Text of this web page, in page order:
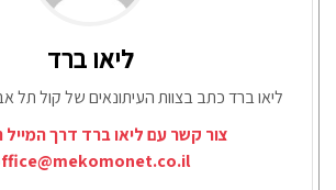
ליאו ברד
ליאו ברד כתב בצוות העיתונאים של קול תל
צור קשר עם ליאו ברד דרך המייל